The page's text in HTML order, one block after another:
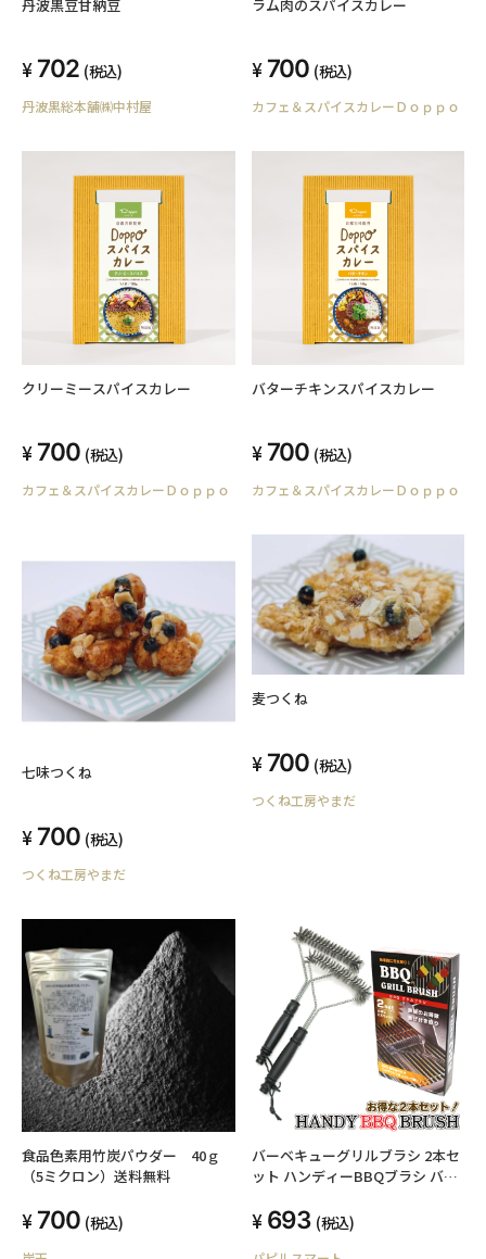
丹波黒豆甘納豆
702 (税込)
丹波黒総本舗㈱中村屋
ラム肉のスパイスカレー
700 (税込)
カフェ＆スパイスカレーＤｏｐｐｏ
クリーミースパイスカレー
700 (税込)
カフェ＆スパイスカレーＤｏｐｐｏ
バターチキンスパイスカレー
700 (税込)
カフェ＆スパイスカレーＤｏｐｐｏ
七味つくね
700 (税込)
つくね工房やまだ
麦つくね
700 (税込)
つくね工房やまだ
食品色素用竹炭パウダー 40ｇ
（5ミクロン）送料無料
700 (税込)
バーベキューグリルブラシ 2本セ
ット ハンディーBBQブラシ バー
693 (税込)